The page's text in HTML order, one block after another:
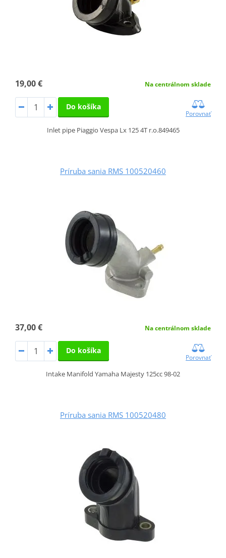
19,00 € Na centrálnom sklade
Do košíka
Porovnať
Inlet pipe Piaggio Vespa Lx 125 4T r.o.849465
Príruba sania RMS 100520460
37,00 € Na centrálnom sklade
Do košíka
Porovnať
Intake Manifold Yamaha Majesty 125cc 98-02
Príruba sania RMS 100520480